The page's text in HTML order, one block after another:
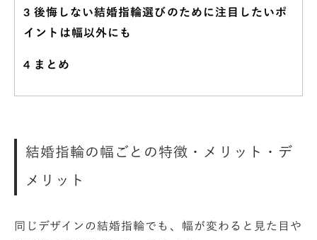
3 後悔しない結婚指輪選びのために注目したいポ
イントは幅以外にも
4 まとめ
結婚指輪の幅ごとの特徴・メリット・デ
メリット
同じデザインの結婚指輪でも、幅が変わると見た目や